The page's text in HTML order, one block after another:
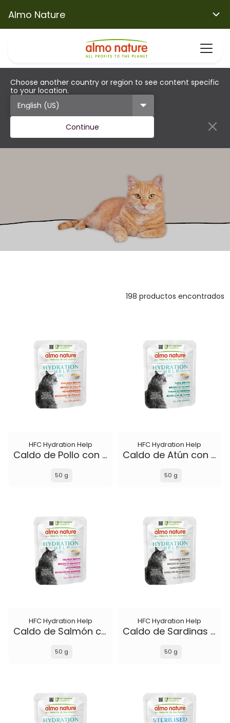
Almo Nature
Choose another country or region to see content specific
to your location.
Continue
198 productos encontrados
HFC Hydration Help
Caldo de Pollo con Filete de Pollo
50 g
HFC Hydration Help
Caldo de Atún con Filete de Atún
50 g
HFC Hydration Help
Caldo de Salmón con Filete de Salmón
50 g
HFC Hydration Help
Caldo de Sardinas con Sardinas
50 g